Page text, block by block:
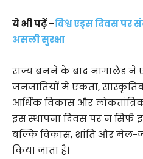
ये भी पढ़ें –विश्व एड्स दिवस पर
असली सुरक्षा
राज्य बनने के बाद नागालैंड
जनजातियों में एकता,
आर्थिक विकास और
इस स्थापना दिवस पर न सिर्फ
बल्कि विकास, शांति और मेल-
किया जाता है।